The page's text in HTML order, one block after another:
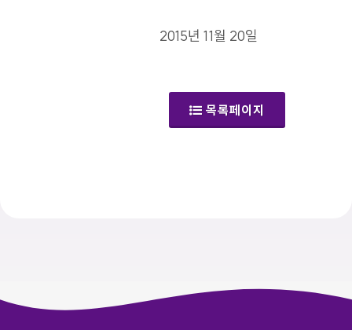
2015년 11월 20일
목록페이지